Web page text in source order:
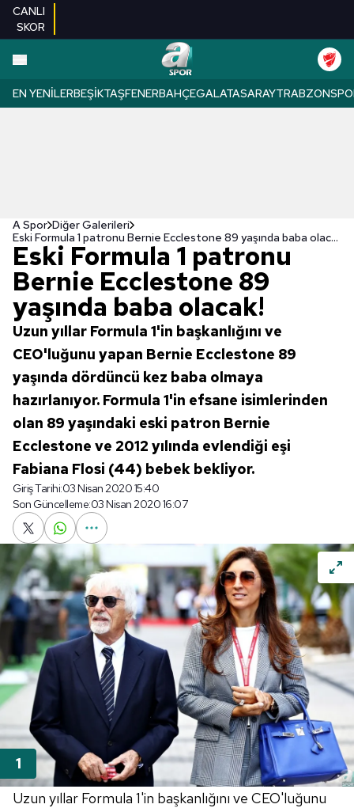
CANLI
SKOR
EN YENILERBEŞIKTAŞFENERBAHÇEGALATASARAY
A Spor Diğer Galerileri
Eski Formula 1 patronu Bernie Ecclestone 89 yaşında baba olacak!
Eski Formula 1 patronu
Bernie Ecclestone 89
yaşında baba olacak!
Uzun yıllar Formula 1'in başkanlığını ve
CEO'luğunu yapan Bernie Ecclestone 89
yaşında dördüncü kez baba olmaya
hazırlanıyor. Formula 1'in efsane isimlerinden
olan 89 yaşındaki eski patron Bernie
Ecclestone ve 2012 yılında evlendiği eşi
Fabiana Flosi (44) bebek bekliyor.
Giriş Tarihi:03 Nisan 2020 15:40
Son Güncelleme:03 Nisan 2020 16:07
Uzun yıllar Formula 1'in başkanlığını ve CEO'luğunu